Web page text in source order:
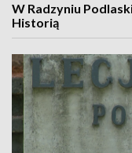
W Radzyniu
Historią